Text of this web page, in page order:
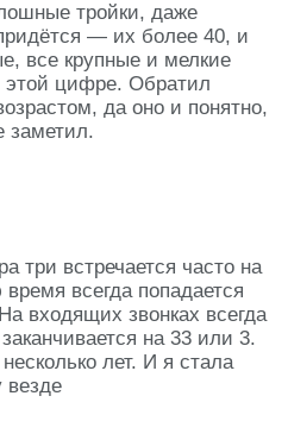
тройки, даже
— их более 40, и
все крупные и мелкие
цифре. Обратил
да оно и понятно,
заметил.
три встречается часто на
всегда попадается
входящих звонках всегда
на 33 или 3.
лет. И я стала
везде